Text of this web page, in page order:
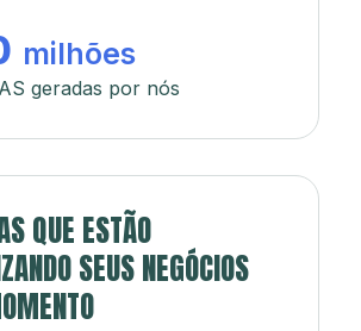
milhões
geradas por nós
QUE ESTÃO
SEUS NEGÓCIOS